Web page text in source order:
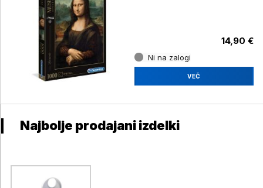
14,90 €
Ni na zalogi
VEČ
Najbolje prodajani izdelki